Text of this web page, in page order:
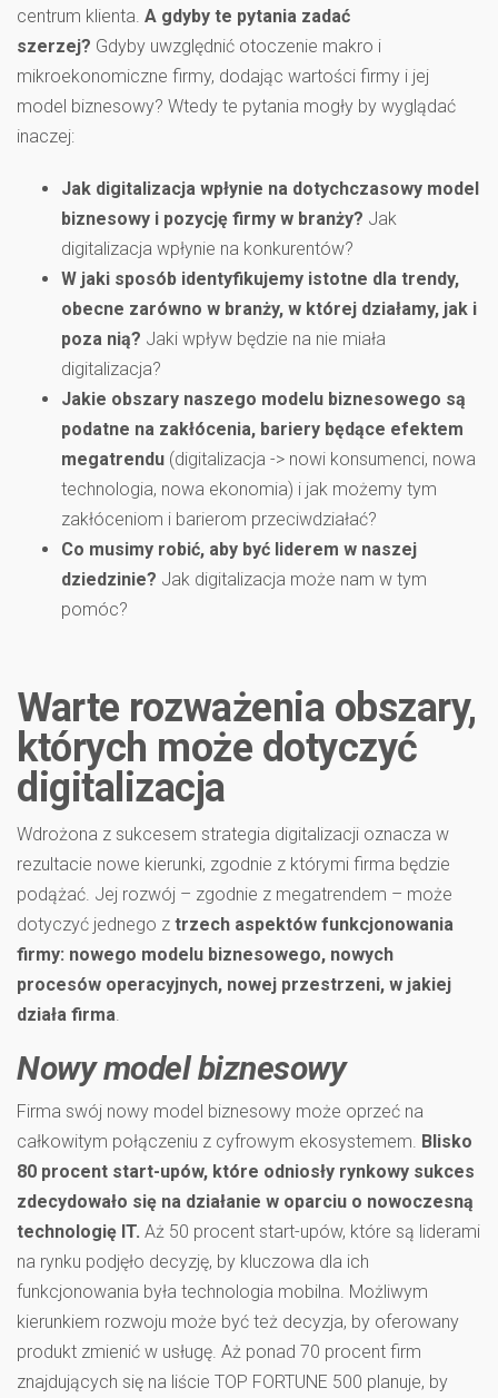
centrum klienta. A gdyby te pytania zadać
szerzej? Gdyby uwzględnić otoczenie makro i
mikroekonomiczne firmy, dodając wartości firmy i jej
model biznesowy? Wtedy te pytania mogły by wyglądać
inaczej:
Jak digitalizacja wpłynie na dotychczasowy model
biznesowy i pozycję firmy w branży? Jak
digitalizacja wpłynie na konkurentów?
W jaki sposób identyfikujemy istotne dla trendy,
obecne zarówno w branży, w której działamy, jak i
poza nią? Jaki wpływ będzie na nie miała
digitalizacja?
Jakie obszary naszego modelu biznesowego są
podatne na zakłócenia, bariery będące efektem
megatrendu (digitalizacja -> nowi konsumenci, nowa
technologia, nowa ekonomia) i jak możemy tym
zakłóceniom i barierom przeciwdziałać?
Co musimy robić, aby być liderem w naszej
dziedzinie? Jak digitalizacja może nam w tym
pomóc?
Warte rozważenia obszary,
których może dotyczyć
digitalizacja
Wdrożona z sukcesem strategia digitalizacji oznacza w
rezultacie nowe kierunki, zgodnie z którymi firma będzie
podążać. Jej rozwój – zgodnie z megatrendem – może
dotyczyć jednego z trzech aspektów funkcjonowania
firmy: nowego modelu biznesowego, nowych
procesów operacyjnych, nowej przestrzeni, w jakiej
działa firma
Nowy model biznesowy
Firma swój nowy model biznesowy może oprzeć na
całkowitym połączeniu z cyfrowym ekosystemem. Blisko
80 procent start-upów, które odniosły rynkowy sukces
zdecydowało się na działanie w oparciu o nowoczesną
technologię IT. Aż 50 procent start-upów, które są liderami
na rynku podjęło decyzję, by kluczowa dla ich
funkcjonowania była technologia mobilna. Możliwym
kierunkiem rozwoju może być też decyzja, by oferowany
produkt zmienić w usługę. Aż ponad 70 procent firm
znajdujących się na liście TOP FORTUNE 500 planuje, by